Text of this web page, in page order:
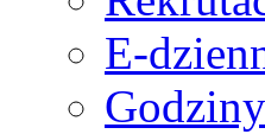
E-